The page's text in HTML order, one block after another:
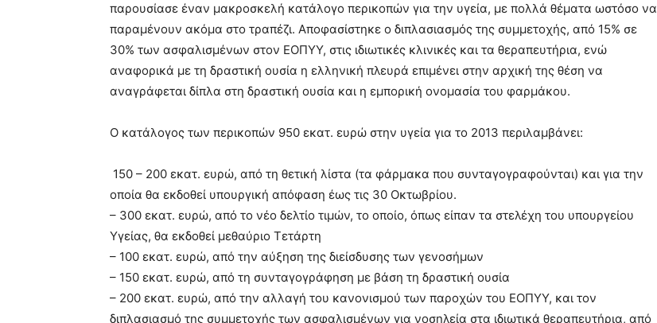
παρουσίασε έναν μακροσκελή κατάλογο περικοπών για την υγεία, με πολλά θέματα ωστόσο να
παραμένουν ακόμα στο τραπέζι. Αποφασίστηκε ο διπλασιασμός της συμμετοχής, από 15% σε
30% των ασφαλισμένων στον ΕΟΠΥΥ, στις ιδιωτικές κλινικές και τα θεραπευτήρια, ενώ
αναφορικά με τη δραστική ουσία η ελληνική πλευρά επιμένει στην αρχική της θέση να
αναγράφεται δίπλα στη δραστική ουσία και η εμπορική ονομασία του φαρμάκου.
Ο κατάλογος των περικοπών 950 εκατ. ευρώ στην υγεία για το 2013 περιλαμβάνει:
150 – 200 εκατ. ευρώ, από τη θετική λίστα (τα φάρμακα που συνταγογραφούνται) και για την
οποία θα εκδοθεί υπουργική απόφαση έως τις 30 Οκτωβρίου.
– 300 εκατ. ευρώ, από το νέο δελτίο τιμών, το οποίο, όπως είπαν τα στελέχη του υπουργείου
Υγείας, θα εκδοθεί μεθαύριο Τετάρτη
– 100 εκατ. ευρώ, από την αύξηση της διείσδυσης των γενοσήμων
– 150 εκατ. ευρώ, από τη συνταγογράφηση με βάση τη δραστική ουσία
– 200 εκατ. ευρώ, από την αλλαγή του κανονισμού των παροχών του ΕΟΠΥΥ, και τον
διπλασιασμό της συμμετοχής των ασφαλισμένων για νοσηλεία στα ιδιωτικά θεραπευτήρια, από